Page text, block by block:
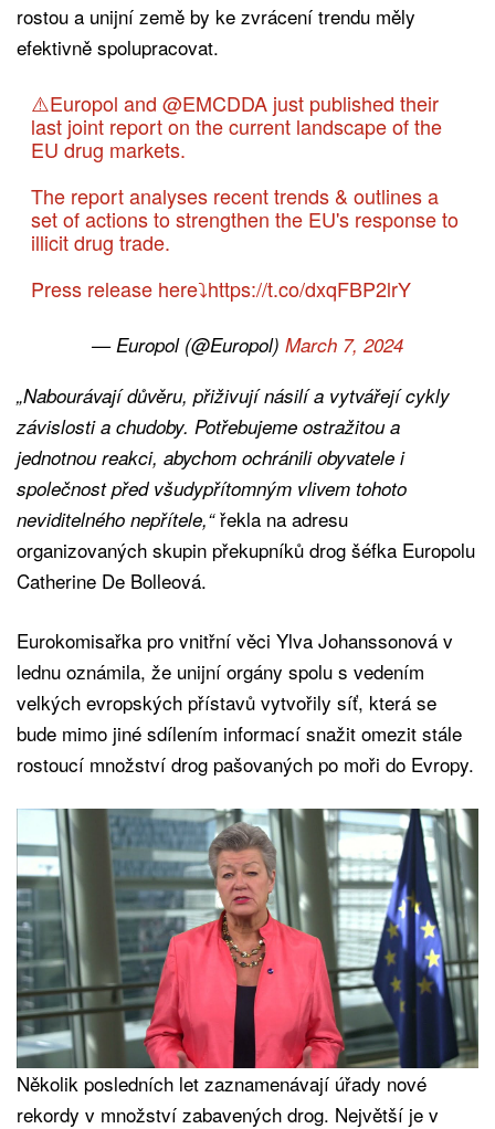
rostou a unijní země by ke zvrácení trendu měly
efektivně spolupracovat.
⚠️Europol and @EMCDDAjust published their
last joint report on the current landscape of the
EU drug markets.
The report analyses recent trends & outlines a
set of actions to strengthen the EU's response to
illicit drug trade.
Press release here⤵️https://t.co/dxqFBP2lrY
— Europol (@Europol) March 7, 2024
„Nabourávají důvěru, přiživují násilí a vytvářejí cykly
závislosti a chudoby. Potřebujeme ostražitou a
jednotnou reakci, abychom ochránili obyvatele i
společnost před všudypřítomným vlivem tohoto
neviditelného nepřítele,“řekla na adresu
organizovaných skupin překupníků drog šéfka Europolu
Catherine De Bolleová.
Eurokomisařka pro vnitřní věci Ylva Johanssonová v
lednu oznámila, že unijní orgány spolu s vedením
velkých evropských přístavů vytvořily síť, která se
bude mimo jiné sdílením informací snažit omezit stále
rostoucí množství drog pašovaných po moři do Evropy.
Několik posledních let zaznamenávají úřady nové
rekordy v množství zabavených drog. Největší je v